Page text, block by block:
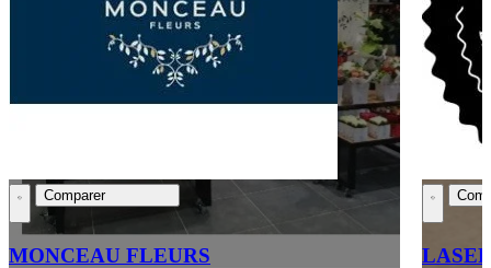
Comparer
MONCEAU FLEURS